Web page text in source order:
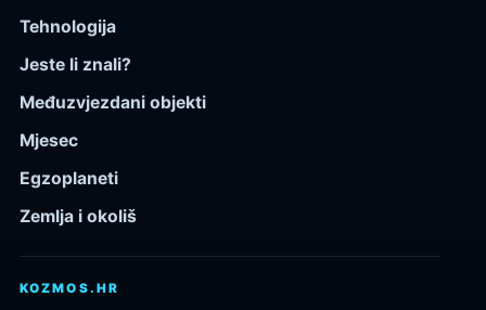
Tehnologija
Jeste li znali?
Međuzvjezdani objekti
Mjesec
Egzoplaneti
Zemlja i okoliš
KOZMOS.HR